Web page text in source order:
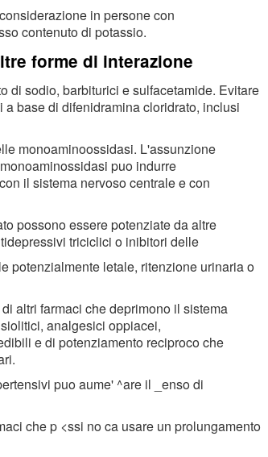
in persone con
contenuto di potassio.
forme di interazione
di sodio, barbiturici e sulfacetamide. Evitare
base di difenidramina cloridrato, inclusi
monoaminoossidasi. L'assunzione
puo indurre
il sistema nervoso centrale e con
possono essere potenziate da altre
triciclici o inibitori delle
potenzialmente letale, ritenzione urinaria o
altri farmaci che deprimono il sistema
analgesici oppiacei,
e di potenziamento reciproco che
puo aume' ^are il _enso di
che p <ssi no ca usare un prolungamento